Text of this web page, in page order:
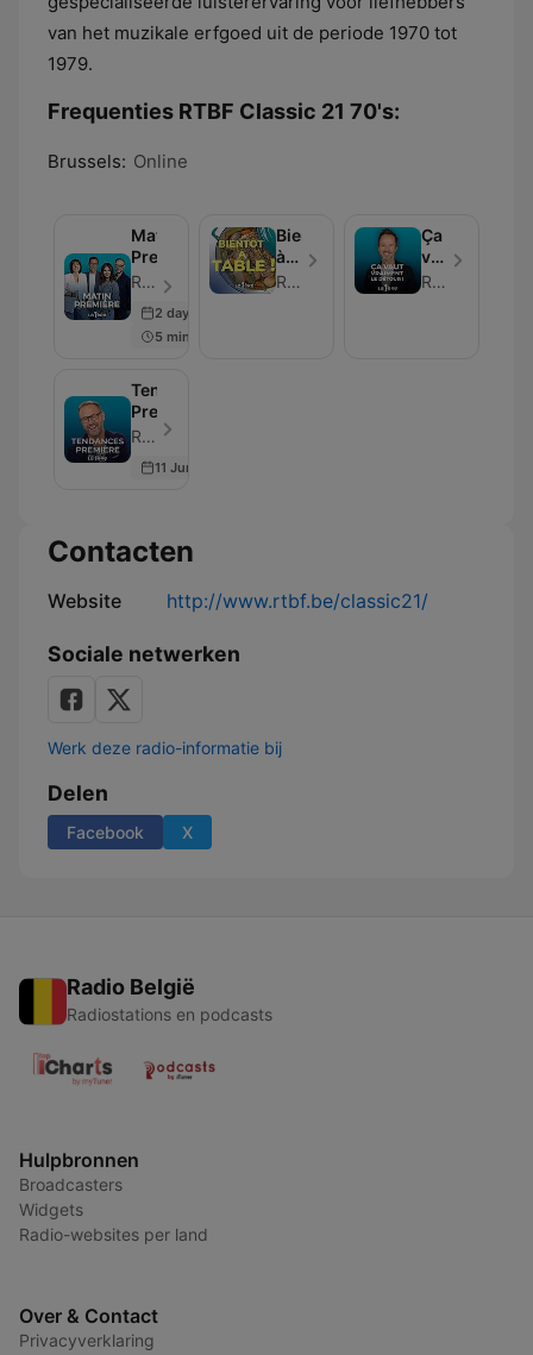
van het muzikale erfgoed uit de periode 1970 tot
1979.
Frequenties RTBF Classic 21 70's:
Brussels: Online
Matin
Première
RTBF - Aflevering 107
2 days ago
5 min
Bientôt
à
table
RTBF
Ça
vaut
vraiment
RTBF
Tendances
Première
RTBF - Aflevering 69
11 Jun 2026
Contacten
Website http://www.rtbf.be/classic21/
Sociale netwerken
Werk deze radio-informatie bij
Delen
Facebook X
Radio België
Radiostations en podcasts
Hulpbronnen
Broadcasters
Widgets
Radio-websites per land
Over & Contact
Privacyverklaring